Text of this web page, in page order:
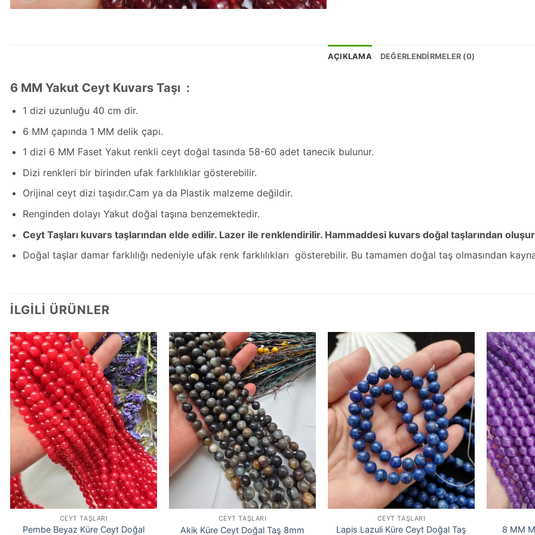
AÇIKLAMA DEĞERLENDIRMELER (0)
6 MM Yakut Ceyt Kuvars Taşı :
1 dizi uzunluğu 40 cm dir.
6 MM çapında 1 MM delik çapı.
1 dizi 6 MM Faset Yakut renkli ceyt doğal tasında 58-60 adet tanecik bulunur.
Dizi renkleri bir birinden ufak farklılıklar gösterebilir.
Orijinal ceyt dizi taşıdır.Cam ya da Plastik malzeme değildir.
Renginden dolayı Yakut doğal taşına benzemektedir.
Ceyt Taşları kuvars taşlarından elde edilir. Lazer ile renklendirilir. Hammaddesi kuvars doğal taşlarından
Doğal taşlar damar farklılığı nedeniyle ufak renk farklılıkları gösterebilir. Bu tamamen doğal taş olmasından
İLGILI ÜRÜNLER
CEYT TAŞLARI
Pembe Beyaz Küre Ceyt Doğal
CEYT TAŞLARI
Akik Küre Ceyt Doğal Taş 8mm
CEYT TAŞLARI
Lapis Lazuli Küre Ceyt Doğal Taş
8 MM